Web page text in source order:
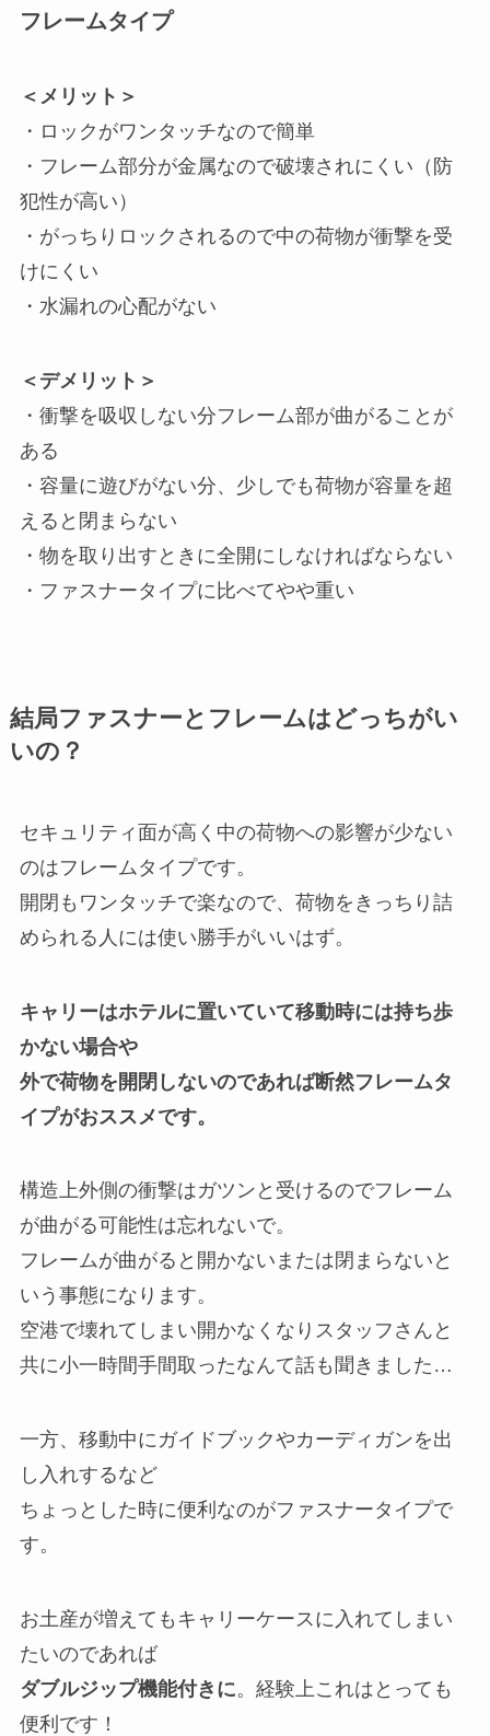
フレームタイプ
＜メリット＞
・ロックがワンタッチなので簡単
・フレーム部分が金属なので破壊されにくい（防
犯性が高い）
・がっちりロックされるので中の荷物が衝撃を受
けにくい
・水漏れの心配がない
＜デメリット＞
・衝撃を吸収しない分フレーム部が曲がることが
ある
・容量に遊びがない分、少しでも荷物が容量を超
えると閉まらない
・物を取り出すときに全開にしなければならない
・ファスナータイプに比べてやや重い
結局ファスナーとフレームはどっちがい
いの？
セキュリティ面が高く中の荷物への影響が少ない
のはフレームタイプです。
開閉もワンタッチで楽なので、荷物をきっちり詰
められる人には使い勝手がいいはず。
キャリーはホテルに置いていて移動時には持ち歩
かない場合や
外で荷物を開閉しないのであれば断然フレームタ
イプがおススメです。
構造上外側の衝撃はガツンと受けるのでフレーム
が曲がる可能性は忘れないで。
フレームが曲がると開かないまたは閉まらないと
いう事態になります。
空港で壊れてしまい開かなくなりスタッフさんと
共に小一時間手間取ったなんて話も聞きました…
一方、移動中にガイドブックやカーディガンを出
し入れするなど
ちょっとした時に便利なのがファスナータイプで
す。
お土産が増えてもキャリーケースに入れてしまい
たいのであれば
ダブルジップ機能付きに。経験上これはとっても
便利です！